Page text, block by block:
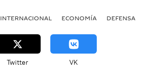
INTERNACIONAL ECONOMÍA DEFENSA
Twitter VK